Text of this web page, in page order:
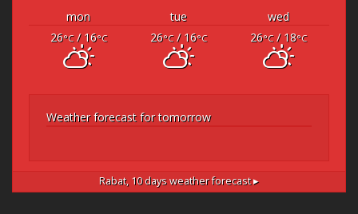
mon tue
wed
26°C/ 16°C 26°C/ 16°C 26°C/ 18°C
Weather forecast for tomorrow
Rabat,10 days weather forecast ▸